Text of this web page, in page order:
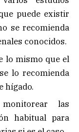
puede existir
se recomienda
conocidos.
lo mismo que el
lo recomienda
hígado.
las
habitual para